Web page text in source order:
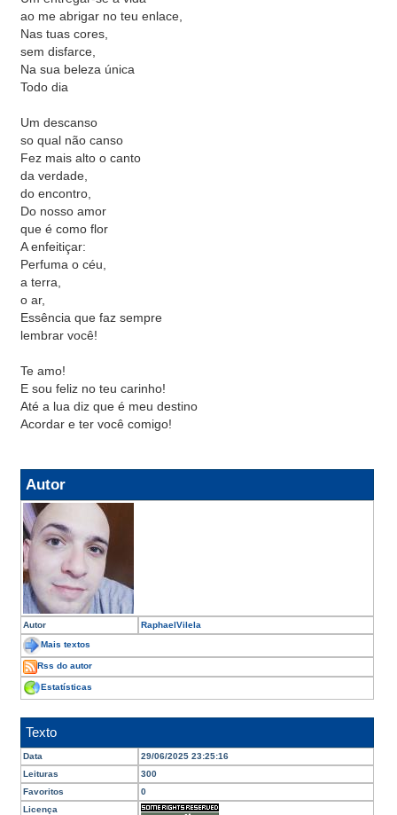
ao me abrigar no teu enlace,
Nas tuas cores,
sem disfarce,
Na sua beleza única
Todo dia
Um descanso
so qual não canso
Fez mais alto o canto
da verdade,
do encontro,
Do nosso amor
que é como flor
A enfeitiçar:
Perfuma o céu,
a terra,
o ar,
Essência que faz sempre
lembrar você!
Te amo!
E sou feliz no teu carinho!
Até a lua diz que é meu destino
Acordar e ter você comigo!
Autor
Autor RaphaelVilela
Mais textos
Rss do autor
Estatísticas
Texto
Data
29/06/2025 23:25:16
Leituras
300
Favoritos
0
Licença